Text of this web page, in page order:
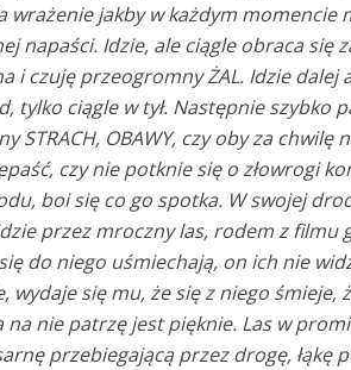
wrażenie jakby w każdym momencie
napaści. Idzie, ale ciągle obraca się
i czuję przeogromny ŻAL. Idzie dalej
tylko ciągle w tył. Następnie szybko
STRACH, OBAWY, czy oby za
czy nie potknie się o złowrogi
boi się co go spotka. W swojej
przez mroczny las, rodem z filmu
do niego uśmiechają, on ich nie
wydaje się mu, że się z niego śmieje,
na nie patrzę jest pięknie. Las w
przebiegającą przez drogę, łąkę